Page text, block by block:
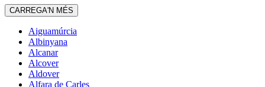
CARREGA'N MÉS
Aiguamúrcia
Albinyana
Alcanar
Alcover
Aldover
Alfara de Carles